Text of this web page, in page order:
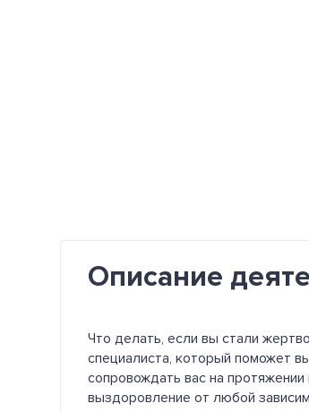
Описание
Что делать, если вы стали
специалиста, который поможет
сопровождать вас на
выздоровление от любой